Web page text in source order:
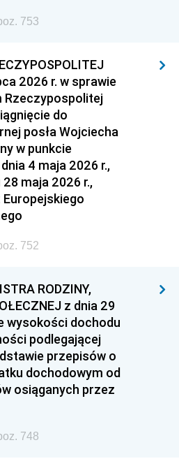
753
2026 r. w sprawie
Rzeczypospolitej
do
posła Wojciecha
w punkcie
4 maja 2026 r.,
maja 2026 r.,
752
RODZINY,
z dnia 29
wysokości dochodu
podlegającej
przepisów o
dochodowym od
osiąganych przez
748